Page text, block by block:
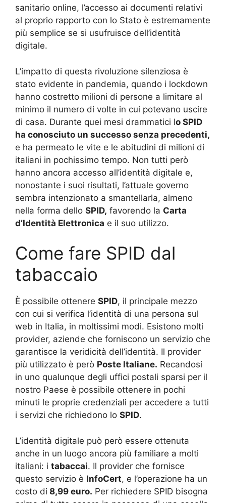
sanitario online, l’accesso ai documenti relativi
al proprio rapporto con lo Stato è estremamente
più semplice se si usufruisce dell’identità
digitale.
L’impatto di questa rivoluzione silenziosa è
stato evidente in pandemia, quando i lockdown
hanno costretto milioni di persone a limitare al
minimo il numero di volte in cui potevano uscire
di casa. Durante quei mesi drammatici lo SPID
ha conosciuto un successo senza precedenti,
e ha permeato le vite e le abitudini di milioni di
italiani in pochissimo tempo. Non tutti però
hanno ancora accesso all’identità digitale e,
nonostante i suoi risultati, l’attuale governo
sembra intenzionato a smantellarla, almeno
nella forma dello SPID, favorendo la Carta
d’Identità Elettronica e il suo utilizzo.
Come fare SPID dal
tabaccaio
È possibile ottenere SPID, il principale mezzo
con cui si verifica l’identità di una persona sul
web in Italia, in moltissimi modi. Esistono molti
provider, aziende che forniscono un servizio che
garantisce la veridicità dell’identità. Il provider
più utilizzato è però Poste Italiane. Recandosi
in uno qualunque degli uffici postali sparsi per il
nostro Paese è possibile ottenere in pochi
minuti le proprie credenziali per accedere a tutti
i servizi che richiedono lo SPID.
L’identità digitale può però essere ottenuta
anche in un luogo ancora più familiare a molti
italiani: i tabaccai. Il provider che fornisce
questo servizio è InfoCert, e l’operazione ha un
costo di 8,99 euro. Per richiedere SPID bisogna